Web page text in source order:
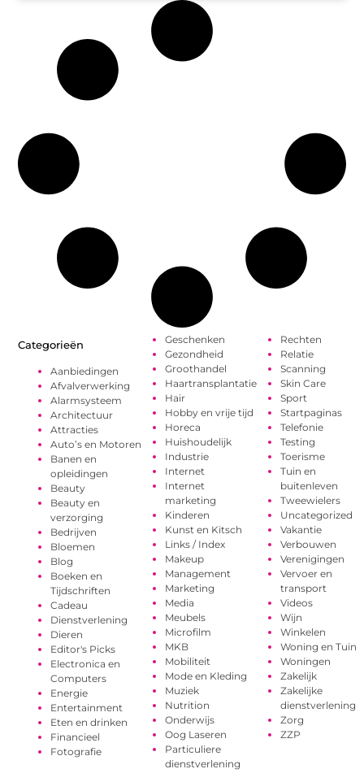
Categorieën
Aanbiedingen
Afvalverwerking
Alarmsysteem
Architectuur
Attracties
Auto’s en Motoren
Banen en
opleidingen
Beauty
Beauty en
verzorging
Bedrijven
Bloemen
Blog
Boeken en
Tijdschriften
Cadeau
Dienstverlening
Dieren
Editor's Picks
Electronica en
Computers
Energie
Entertainment
Eten en drinken
Financieel
Fotografie
Geschenken
Gezondheid
Groothandel
Haartransplantatie
Hair
Hobby en vrije tijd
Horeca
Huishoudelijk
Industrie
Internet
Internet
marketing
Kinderen
Kunst en Kitsch
Links / Index
Makeup
Management
Marketing
Media
Meubels
Microfilm
MKB
Mobiliteit
Mode en Kleding
Muziek
Nutrition
Onderwijs
Oog Laseren
Particuliere
dienstverlening
Rechten
Relatie
Scanning
Skin Care
Sport
Startpaginas
Telefonie
Testing
Toerisme
Tuin en
buitenleven
Tweewielers
Uncategorized
Vakantie
Verbouwen
Verenigingen
Vervoer en
transport
Videos
Wijn
Winkelen
Woning en Tuin
Woningen
Zakelijk
Zakelijke
dienstverlening
Zorg
ZZP